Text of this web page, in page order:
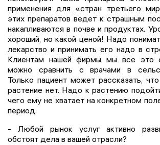
применения для «стран третьего
этих препаратов ведет к страшным
накапливаются в почве и продуктах.
хороший, но какой ценой! Надо
лекарство и принимать его надо в
Клиентам нашей фирмы мы все это
можно сравнить с врачами в
Только пациент может рассказать,
растение нет. Надо к растению
чего ему не хватает на конкретном
период.
- Любой рынок услуг активно
обстоят дела в вашей отрасли?